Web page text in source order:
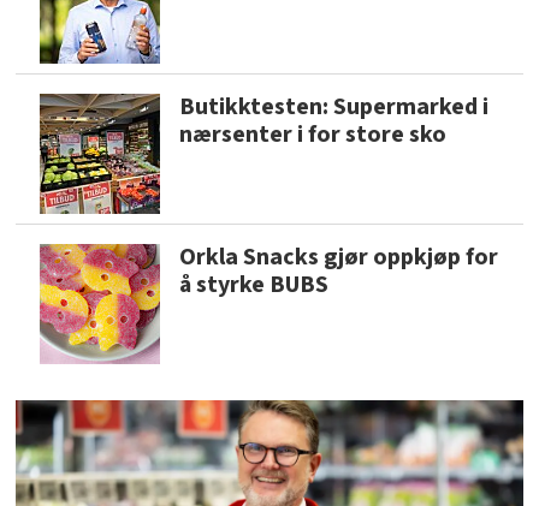
Butikktesten: Supermarked i
nærsenter i for store sko
Orkla Snacks gjør oppkjøp for
å styrke BUBS